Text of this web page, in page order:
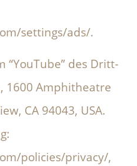
settings/ads/.
“YouTube” des Dritt-
1600 Amphitheatre
CA 94043, USA.
policies/privacy/,